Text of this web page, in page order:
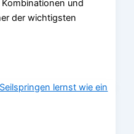
und
der wichtigsten